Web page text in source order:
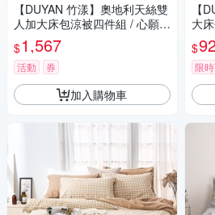
【DUYAN 竹漾】奧地利天絲雙
人加大床包涼被四件組 / 心願繡
花 台灣製
$1,567
活動 券
加入購物車
【
大
$
限